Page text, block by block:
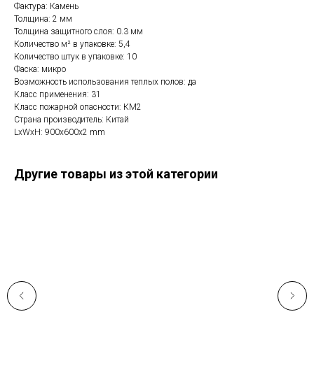
Фактура: Камень
Толщина: 2 мм
Толщина защитного слоя: 0.3 мм
Количество м² в упаковке: 5,4
Количество штук в упаковке: 10
Фаска: микро
Возможность использования теплых полов: да
Класс применения: 31
Класс пожарной опасности: КМ2
Страна производитель: Китай
LxWxH: 900x600x2 mm
Другие товары из этой категории